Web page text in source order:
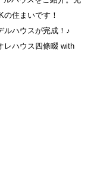
住まいです！
ハウスが完成！♪
レハウス四條畷 with